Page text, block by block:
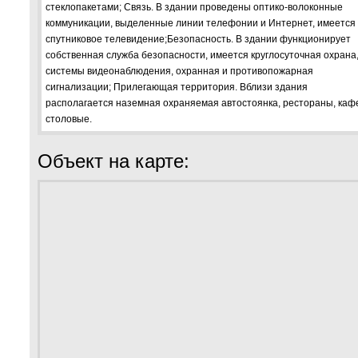
стеклопакетами; Связь. В здании проведены оптико-волоконные
коммуникации, выделенные линии телефонии и Интернет, имеется
спутниковое телевидение;Безопасность. В здании функционирует
собственная служба безопасности, имеется круглосуточная охрана,
системы видеонаблюдения, охранная и противопожарная
сигнализации; Прилегающая территория. Вблизи здания
располагается наземная охраняемая автостоянка, рестораны,
столовые.
Объект на карте: